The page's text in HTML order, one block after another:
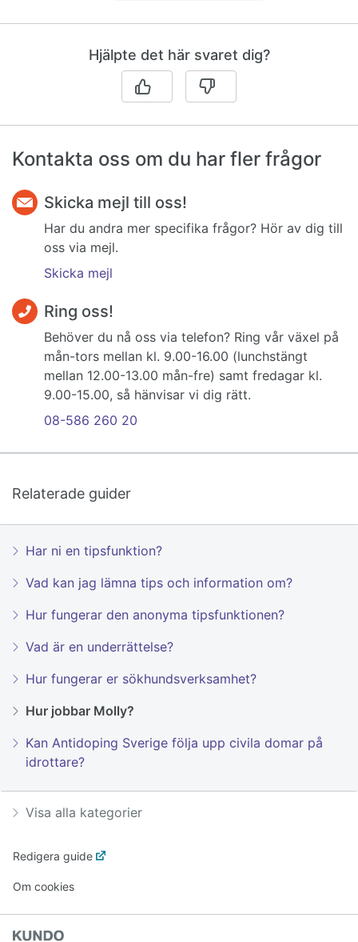
Hjälpte det här svaret dig?
Kontakta oss om du har fler frågor
Skicka mejl till oss!
Har du andra mer specifika frågor? Hör av dig till
oss via mejl.
Skicka mejl
Ring oss!
Behöver du nå oss via telefon? Ring vår växel på
mån-tors mellan kl. 9.00-16.00 (lunchstängt
mellan 12.00-13.00 mån-fre) samt fredagar kl.
9.00-15.00, så hänvisar vi dig rätt.
08-586 260 20
Relaterade guider
Har ni en tipsfunktion?
Vad kan jag lämna tips och information om?
Hur fungerar den anonyma tipsfunktionen?
Vad är en underrättelse?
Hur fungerar er sökhundsverksamhet?
Hur jobbar Molly?
Kan Antidoping Sverige följa upp civila domar på
idrottare?
Visa alla kategorier
Redigera guide
Om cookies